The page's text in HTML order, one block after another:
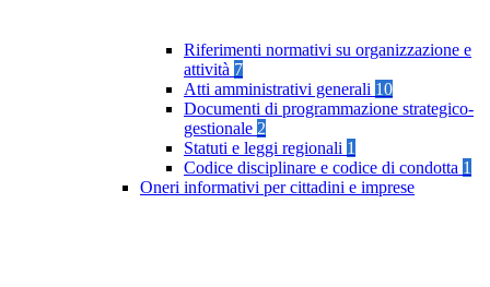
Riferimenti normativi su organizzazione e
attività 7
Atti amministrativi generali 10
Documenti di programmazione strategico-
gestionale 2
Statuti e leggi regionali 1
Codice disciplinare e codice di condotta 1
Oneri informativi per cittadini e imprese